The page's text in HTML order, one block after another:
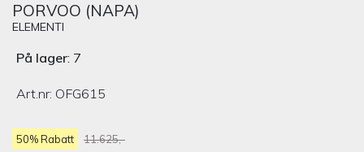
PORVOO (NAPA)
ELEMENTI
På lager: 7
Art.nr: OFG615
50% Rabatt 11.625,-